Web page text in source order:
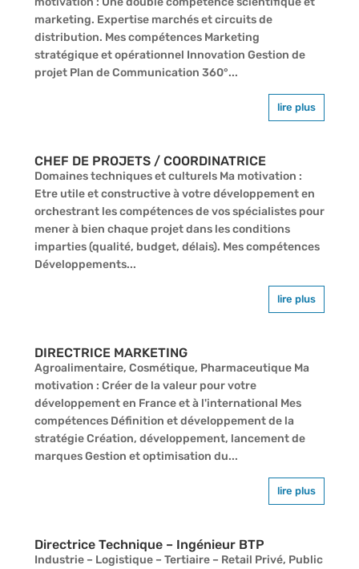
marketing. Expertise marchés et circuits de
distribution. Mes compétences Marketing
stratégique et opérationnel Innovation Gestion de
projet Plan de Communication 360°...
lire plus
CHEF DE PROJETS / COORDINATRICE
Domaines techniques et culturels Ma motivation :
Etre utile et constructive à votre développement en
orchestrant les compétences de vos spécialistes pour
mener à bien chaque projet dans les conditions
imparties (qualité, budget, délais). Mes compétences
Développements...
lire plus
DIRECTRICE MARKETING
Agroalimentaire, Cosmétique, Pharmaceutique Ma
motivation : Créer de la valeur pour votre
développement en France et à l'international Mes
compétences Définition et développement de la
stratégie Création, développement, lancement de
marques Gestion et optimisation du...
lire plus
Directrice Technique – Ingénieur BTP
Industrie – Logistique – Tertiaire – Retail Privé, Public